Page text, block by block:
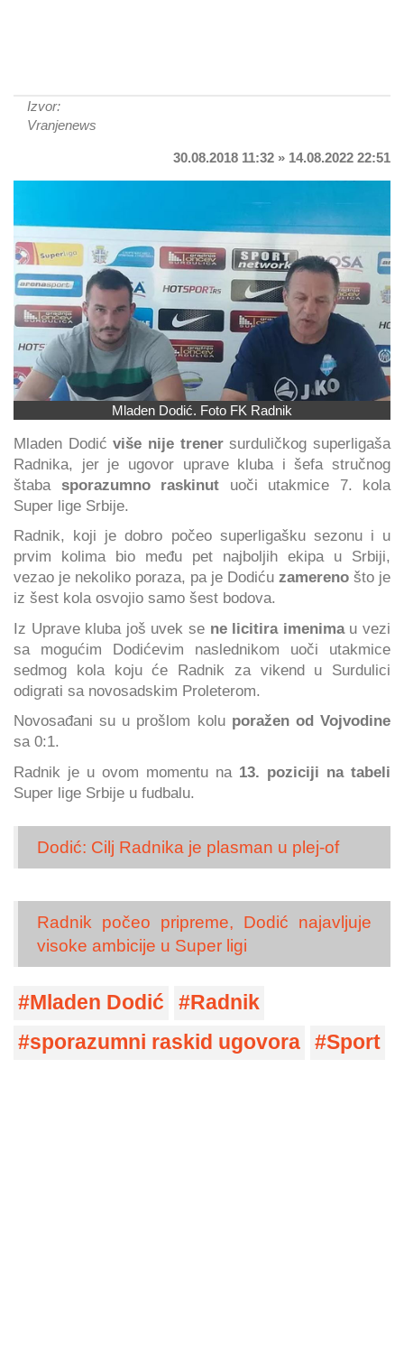
Izvor:
Vranjenews
30.08.2018 11:32 » 14.08.2022 22:51
Mladen Dodić. Foto FK Radnik
Mladen Dodićviše nije trenersurduličkog superligaša
Radnika, jer je ugovor uprave kluba i šefa stručnog
štaba sporazumno raskinut uoči utakmice 7. kola
Super lige Srbije.
Radnik, koji je dobro počeo superligašku sezonu i u
prvim kolima bio među pet najboljih ekipa u Srbiji,
vezao je nekoliko poraza, pa je Dodiću zamereno što je
iz šest kola osvojio samo šest bodova.
Iz Uprave kluba još uvek se ne licitira imenimau vezi
sa mogućim Dodićevim naslednikom uoči utakmice
sedmog kola koju će Radnik za vikend u Surdulici
odigrati sa novosadskim Proleterom.
Novosađani su u prošlom kolu poražen od Vojvodine
sa 0:1.
Radnik je u ovom momentu na 13. poziciji na tabeli
Super lige Srbije u fudbalu.
Dodić: Cilj Radnika je plasman u plej-of
Radnik počeo pripreme, Dodić najavljuje
visoke ambicije u Super ligi
Mladen Dodić
Radnik
sporazumni raskid ugovora
Sport